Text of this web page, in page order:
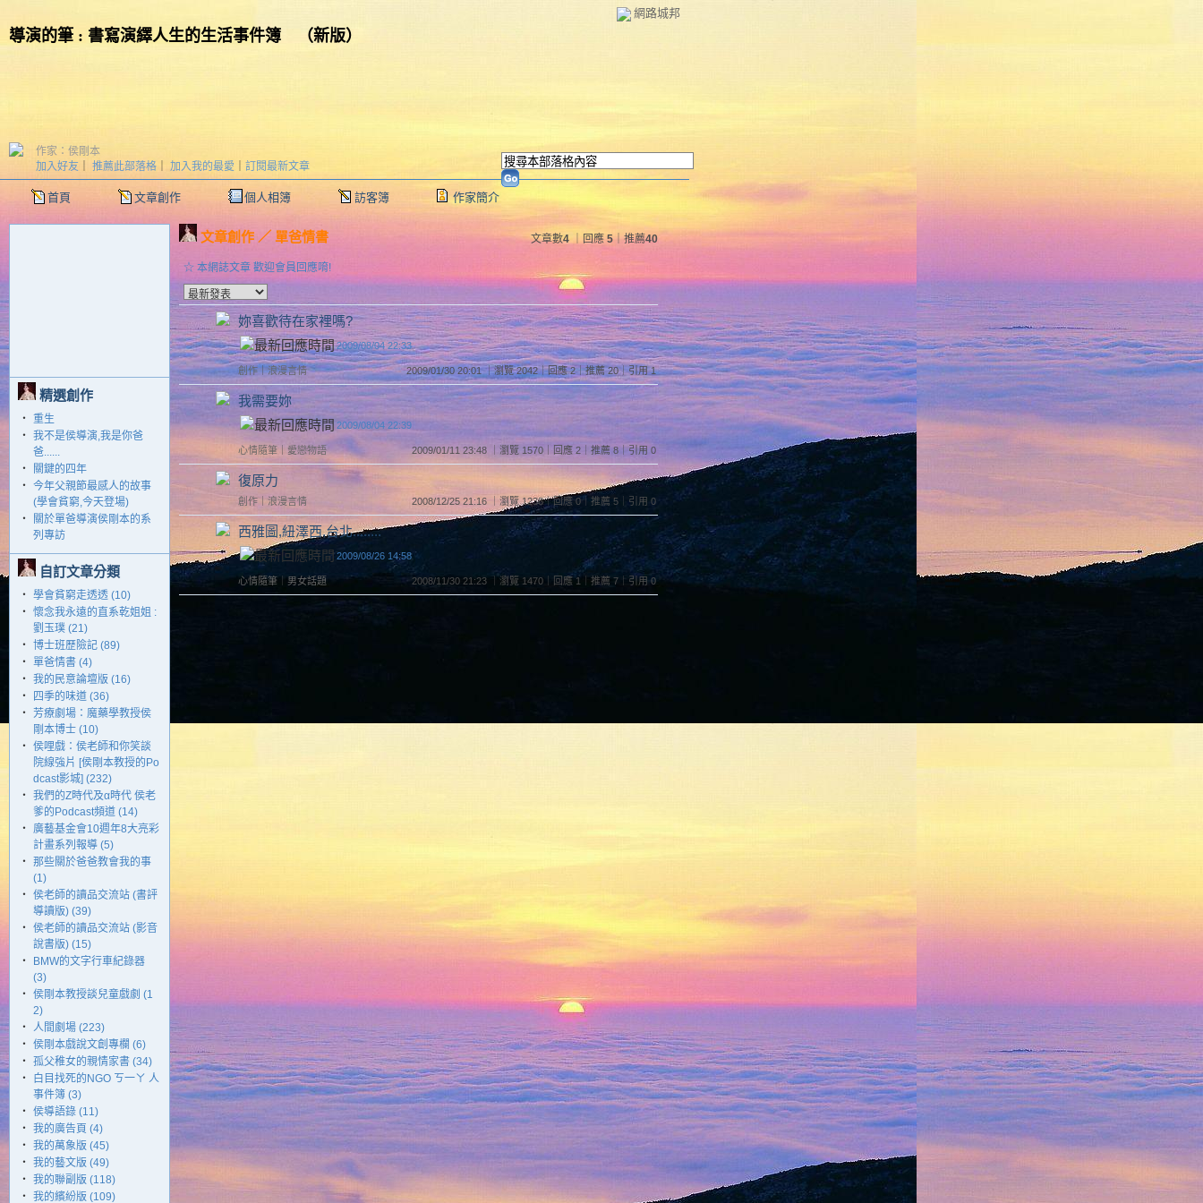
網路城邦
導演的筆 : 書寫演繹人生的生活事件簿 （新版）
首頁 文章創作 個人相簿 訪客簿 作家簡介
加入好友 推薦此部落格 加入我的最愛 訂閱最新文章
作家：侯剛本
精選創作
‧ 重生
‧ 我不是侯導演,我是你爸
爸......
‧
關鍵的四年
‧ 今年父親節最感人的故事
(學會貧窮,今天登場)
‧
關於單爸導演侯剛本的系
列專訪
自訂文章分類
‧ 學會貧窮走透透 (10)
‧ 懷念我永遠的直系乾姐姐 :
劉玉璞 (21)
‧ 博士班歷險記 (89)
‧ 單爸情書 (4)
‧ 我的民意論壇版 (16)
‧
四季的味道 (36)
‧ 芳療劇場：魔藥學教授侯
剛本博士 (10)
‧ 侯哩戲：侯老師和你笑談
院線強片 [侯剛本教授的Po
dcast影城] (232)
‧ 我們的Z時代及α時代 侯老
爹的Podcast頻道 (14)
‧ 廣藝基金會10週年8大亮彩
計畫系列報導 (5)
‧ 那些關於爸爸教會我的事
(1)
‧ 侯老師的讀品交流站 (書評
導讀版) (39)
‧ 侯老師的讀品交流站 (影音
說書版) (15)
‧
BMW的文字行車紀錄器
(3)
‧ 侯剛本教授談兒童戲劇 (1
2)
‧ 人間劇場 (223)
‧ 侯剛本戲說文創專欄 (6)
‧ 孤父稚女的親情家書 (34)
‧
白目找死的NGO ㄎ一ㄚ 人
事件簿 (3)
‧ 侯導語錄 (11)
‧ 我的廣告頁 (4)
‧ 我的萬象版 (45)
‧ 我的藝文版 (49)
‧ 我的聯副版 (118)
‧ 我的繽紛版 (109)
文章創作 ／ 單爸情書 文章數4｜回應5｜推薦40
☆ 本網誌文章 歡迎會員回應唷!
妳喜歡待在家裡嗎?
2009/08/04 22:33
創作｜浪漫言情 2009/01/30 20:01 ｜瀏覽 2042｜回應 2｜推薦 20｜引用 1
我需要妳
2009/08/04 22:39
心情隨筆 愛戀物語 2009/01/11 23:48 ｜瀏覽 1570｜回應 2｜推薦 8｜引用 0
復原力
創作 浪漫言情 2008/12/25 21:16 ｜瀏覽 1238｜回應 0｜推薦 5｜引用 0
西雅圖,紐澤西,台北........
2009/08/26 14:58
心情隨筆 男女話題 2008/11/30 21:23 ｜瀏覽 1470｜回應 1｜推薦 7｜引用 0